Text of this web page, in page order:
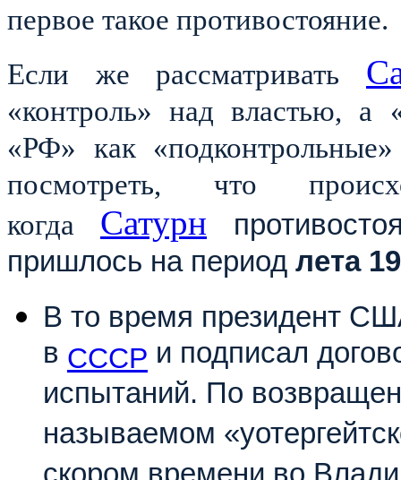
первое такое противостояние.
Если же рассматривать
«контроль» над властью,
«РФ» как
посмотреть, что
когда Сатурн
пришлось на период лета
В то время президент
в СССР и подписал
испытаний. По
называемом